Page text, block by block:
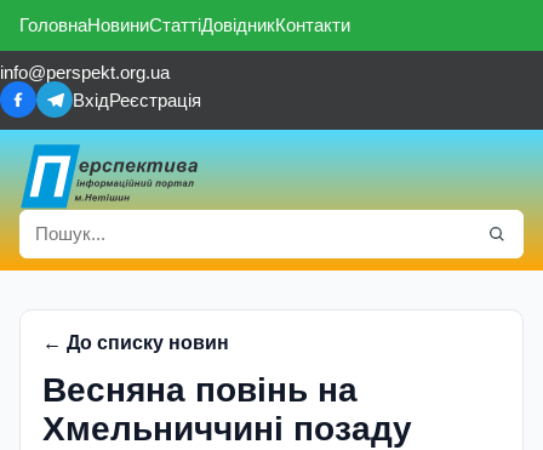
ГоловнаНовиниСтаттіДовідникКонтакти
info@perspekt.org.ua
ВхідРеєстрація
← До списку новин
Весняна повінь на
Хмельниччині позаду